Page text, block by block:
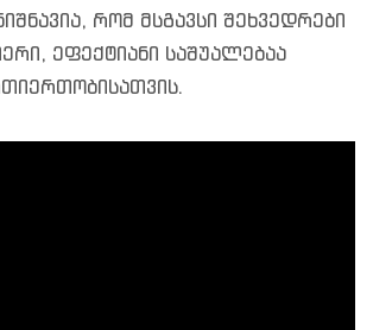
რომ მსგავსი შეხვედრები
ეფექტიანი საშუალებაა